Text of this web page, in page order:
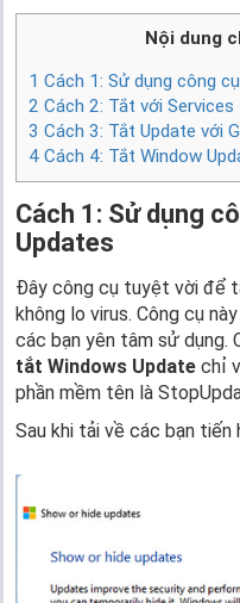
Nội dung
1 Cách 1: Sử dụng công
2 Cách 2: Tắt với Services
3 Cách 3: Tắt Update với
4 Cách 4: Tắt Window
Cách 1 : Sử dụng
Updates
Đây công cụ tuyệt vời để
không lo virus. Công cụ
các bạn yên tâm sử dụng.
tắt Windows Update chỉ
phần mềm tên là
Sau khi tải về các bạn tiến